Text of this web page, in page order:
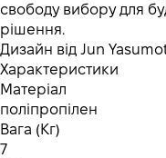
свободу вибору для
рішення.
Дизайн від Jun
Характеристики
Матеріал
поліпропілен
Вага (Кг)
7